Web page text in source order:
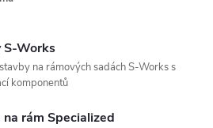
S-Works
na rámových sadách S-Works s
komponentů
rám Specialized